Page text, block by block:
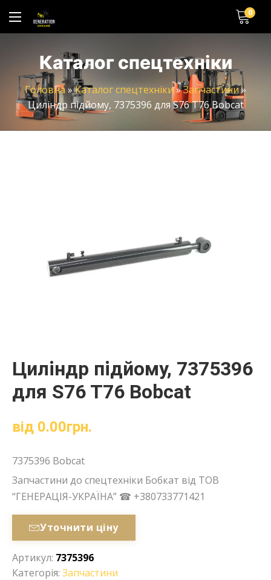
0
Каталог спецтехніки
Головна»Каталог спецтехніки»Запчастини»
Циліндр підйому, 7375396 для S76 T76 Bobcat
Циліндр підйому, 7375396
для S76 T76 Bobcat
від 0.00грн.
7375396 Bobcat
Запчастини до спецтехніки Бобкат від ТОВ
“ГЕНЕРАЦІЯ-УКРАЇНА” ☎ +380733771421
Уточнити ціну
Артикул: 7375396
Категорія: Запчастини